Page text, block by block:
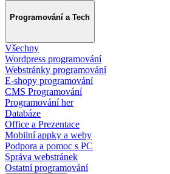
Programování a Tech
Všechny
Wordpress programování
Webstránky programování
E-shopy programování
CMS Programování
Programování her
Databáze
Office a Prezentace
Mobilní appky a weby
Podpora a pomoc s PC
Správa webstránek
Ostatní programování